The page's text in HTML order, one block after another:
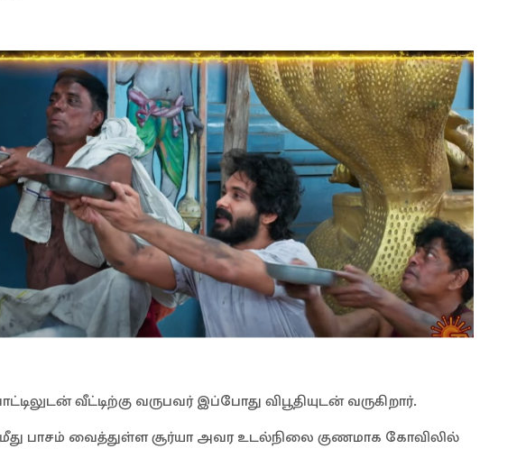
வீட்டிற்கு வருபவர் இப்போது விபூதியுடன் வருகிறார்.
மீது பாசம் வைத்துள்ள சூர்யா அவர உடல்நிலை குணமாக கோவிலில்